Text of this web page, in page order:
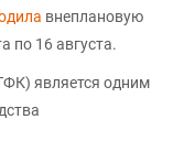
внеплановую
по 16 августа.
является одним